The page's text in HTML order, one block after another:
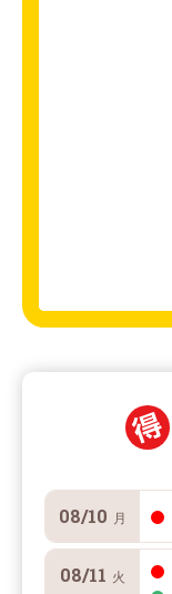
08/10 月
08/11 火